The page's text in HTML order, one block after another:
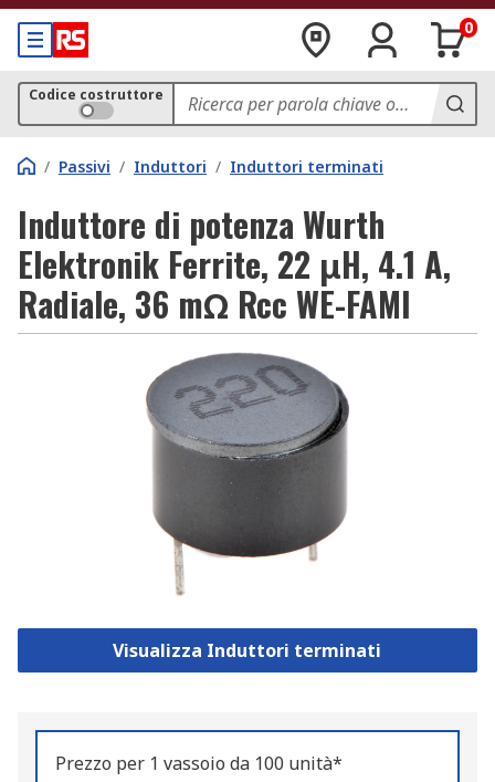
0
Codice costruttore
/ Passivi / Induttori / Induttori terminati
Induttore di potenza Wurth
Elektronik Ferrite, 22 μH, 4.1 A,
Radiale, 36 mΩ Rcc WE-FAMI
Visualizza Induttori terminati
Prezzo per 1 vassoio da 100 unità*